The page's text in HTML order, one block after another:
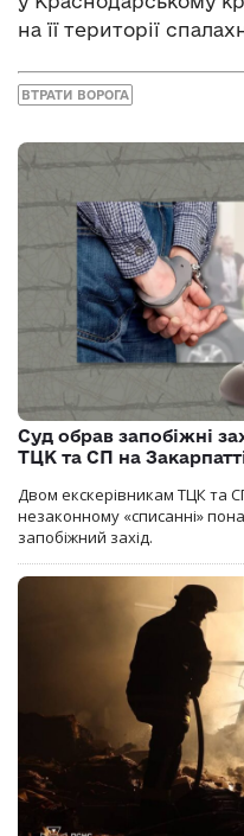
на її території
ВТРАТИ ВОРОГА
Суд обрав запобіжні
ТЦК та СП на
Двом екскерівникам ТЦК та
незаконному «списанні»
запобіжний захід.